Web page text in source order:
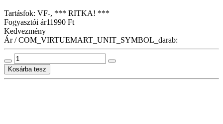
Tartásfok: VF-, *** RITKA! ***
Fogyasztói ár11990 Ft
Kedvezmény
Ár / COM_VIRTUEMART_UNIT_SYMBOL_darab: